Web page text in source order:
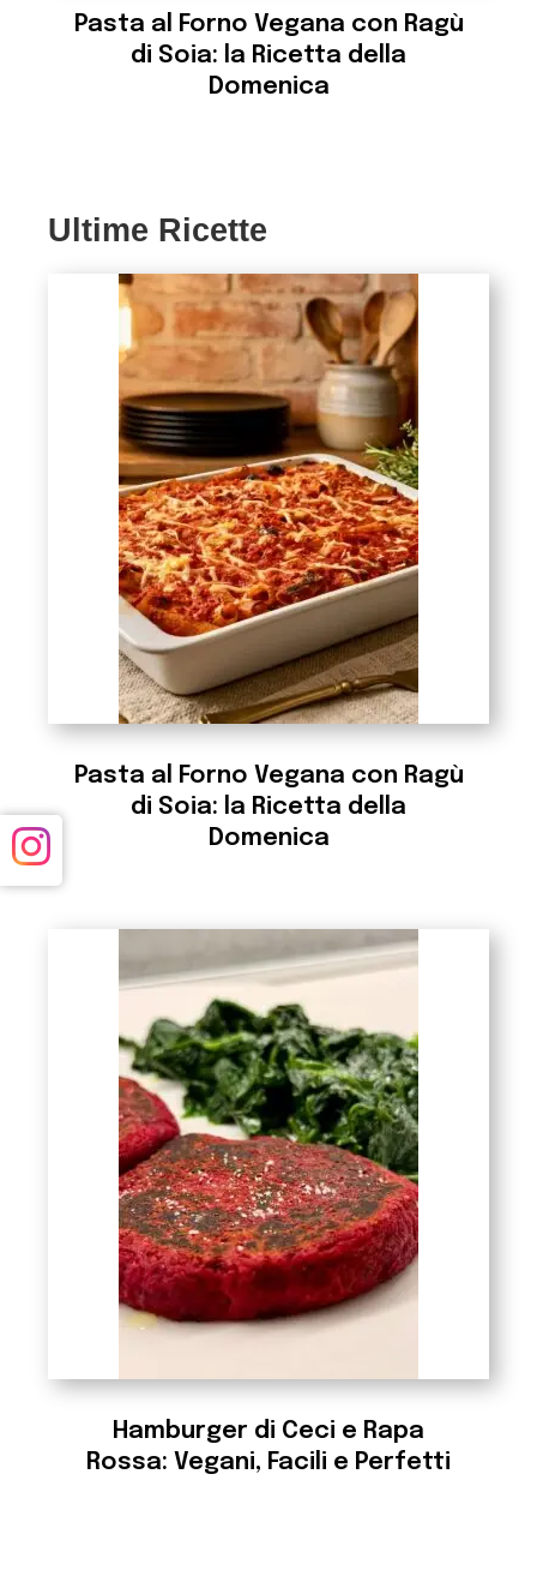
Pasta al Forno Vegana con Ragù
di Soia: la Ricetta della
Domenica
Ultime Ricette
Pasta al Forno Vegana con Ragù
di Soia: la Ricetta della
Domenica
Hamburger di Ceci e Rapa
Rossa: Vegani, Facili e Perfetti